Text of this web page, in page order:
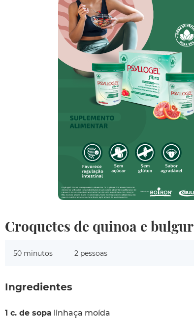
Croquetes de quinoa e bulgur
50 minutos 2 pessoas
Ingredientes
1 c. de sopa linhaça moída